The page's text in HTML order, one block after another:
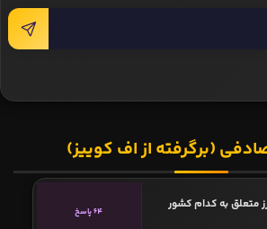
(برگرفته از اف کوییز)
متعلق به کدام کشور
64 پاسخ